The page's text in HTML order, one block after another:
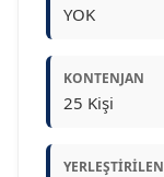
YOK
KONTENJAN
25 Kişi
YERLEŞTIRILEN